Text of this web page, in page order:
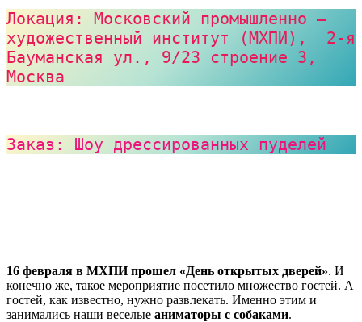
Локация: Московский промышленно –
художественный институт (МХПИ),  2-я
Бауманская ул., 9/23 строение 3,
Москва
Заказ: Шоу дрессированных пуделей
16 февраля в МХПИ прошел «День открытых дверей». И
конечно же, такое мероприятие посетило множество гостей. А
гостей, как известно, нужно развлекать. Именно этим и
занимались наши веселые аниматоры с собаками.